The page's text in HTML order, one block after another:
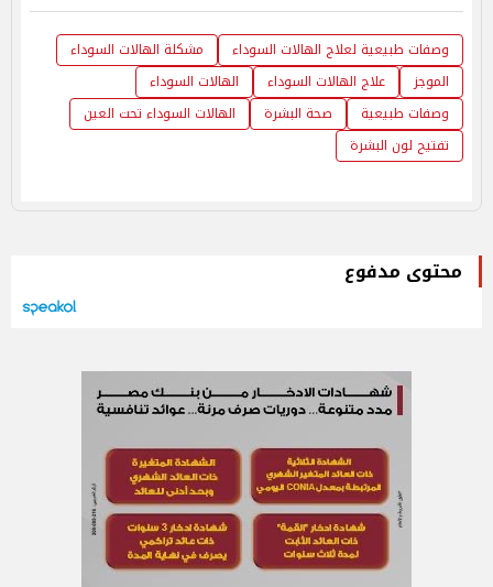
وصفات طبيعية لعلاج الهالات السوداء
مشكلة الهالات السوداء
الموجز
علاج الهالات السوداء
الهالات السوداء
وصفات طبيعية
صحة البشرة
الهالات السوداء تحت العين
تفتيح لون البشرة
محتوى مدفوع